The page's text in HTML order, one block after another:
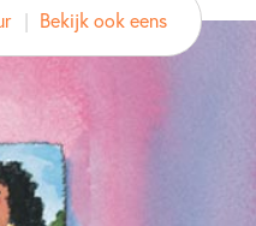
Bekijk ook eens